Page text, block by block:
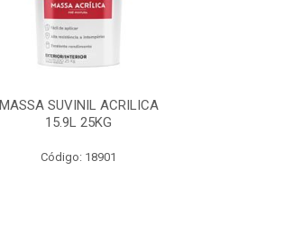
MASSA SUVINIL ACRILICA
15.9L 25KG
Código: 18901